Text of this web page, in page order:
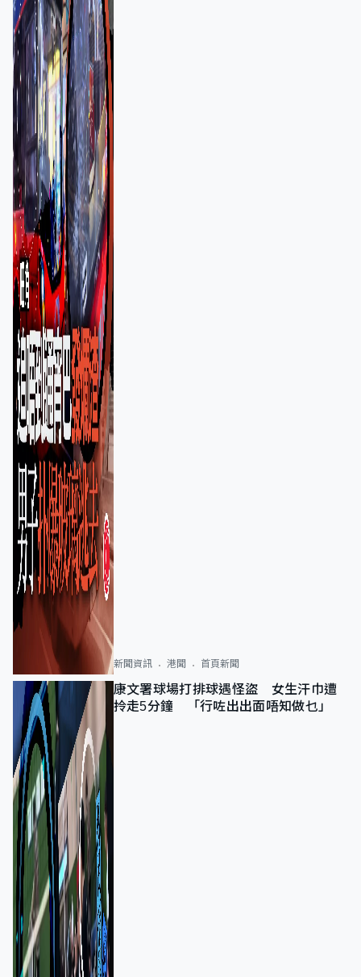
新聞資訊 港聞 首頁新聞
康文署球場打排球遇怪盜 女生汗巾遭
拎走5分鐘 「行咗出出面唔知做乜」